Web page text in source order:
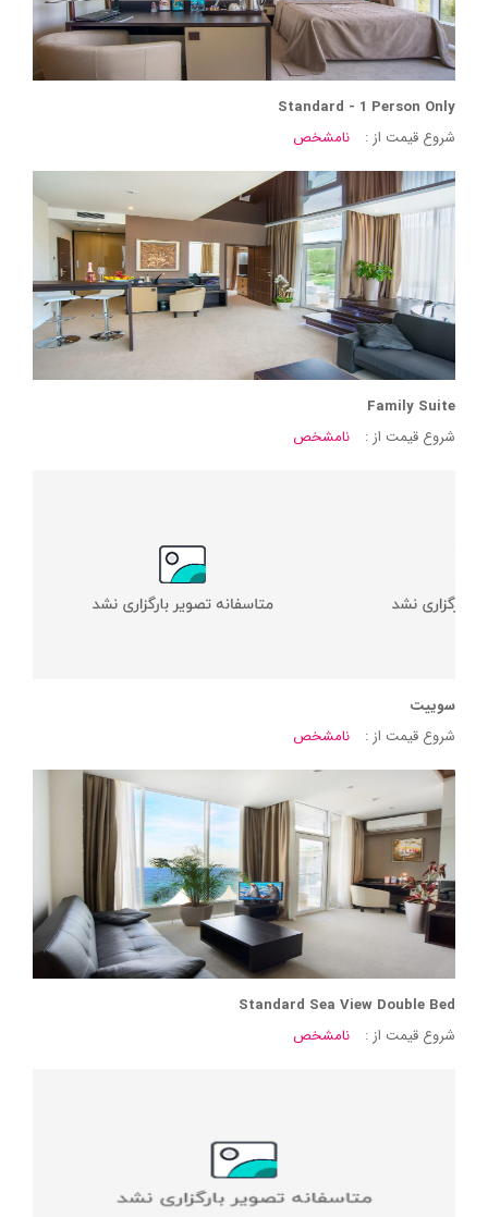
Standard - 1 Person Only
شروع قیمت از :
نامشخص
Family Suite
شروع قیمت از :
نامشخص
سوییت
شروع قیمت از :
نامشخص
Standard Sea View Double Bed
شروع قیمت از :
نامشخص